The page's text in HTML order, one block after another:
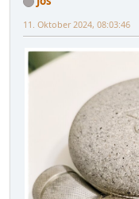
11. Oktober 2024, 08:03:46